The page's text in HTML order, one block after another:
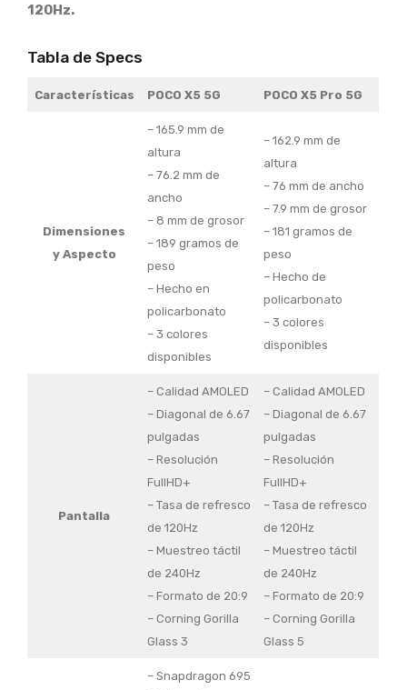
120Hz.
Tabla de Specs
Características POCO X5 5G POCO X5 Pro 5G
Dimensiones
y Aspecto
– 165.9 mm de
altura
– 76.2 mm de
ancho
– 8 mm de grosor
– 189 gramos de
peso
– Hecho en
policarbonato
– 3 colores
disponibles
– 162.9 mm de
altura
– 76 mm de ancho
– 7.9 mm de grosor
– 181 gramos de
peso
– Hecho de
policarbonato
– 3 colores
disponibles
Pantalla
– Calidad AMOLED
– Diagonal de 6.67
pulgadas
– Resolución
FullHD+
– Tasa de refresco
de 120Hz
– Muestreo táctil
de 240Hz
– Formato de 20:9
– Corning Gorilla
Glass 3
– Calidad AMOLED
– Diagonal de 6.67
pulgadas
– Resolución
FullHD+
– Tasa de refresco
de 120Hz
– Muestreo táctil
de 240Hz
– Formato de 20:9
– Corning Gorilla
Glass 5
– Snapdragon 695